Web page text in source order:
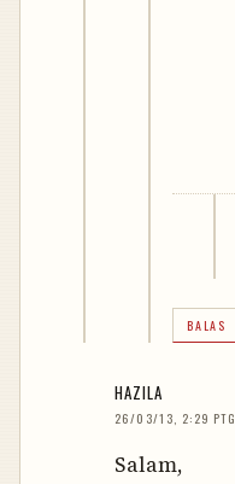
BALAS
HAZILA
26/03/13, 2:29 PTG
Salam,